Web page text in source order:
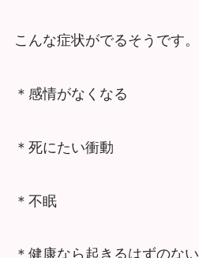
こんな症状がでるそうです。
＊感情がなくなる
＊死にたい衝動
＊不眠
＊健康なら起きるはずのない